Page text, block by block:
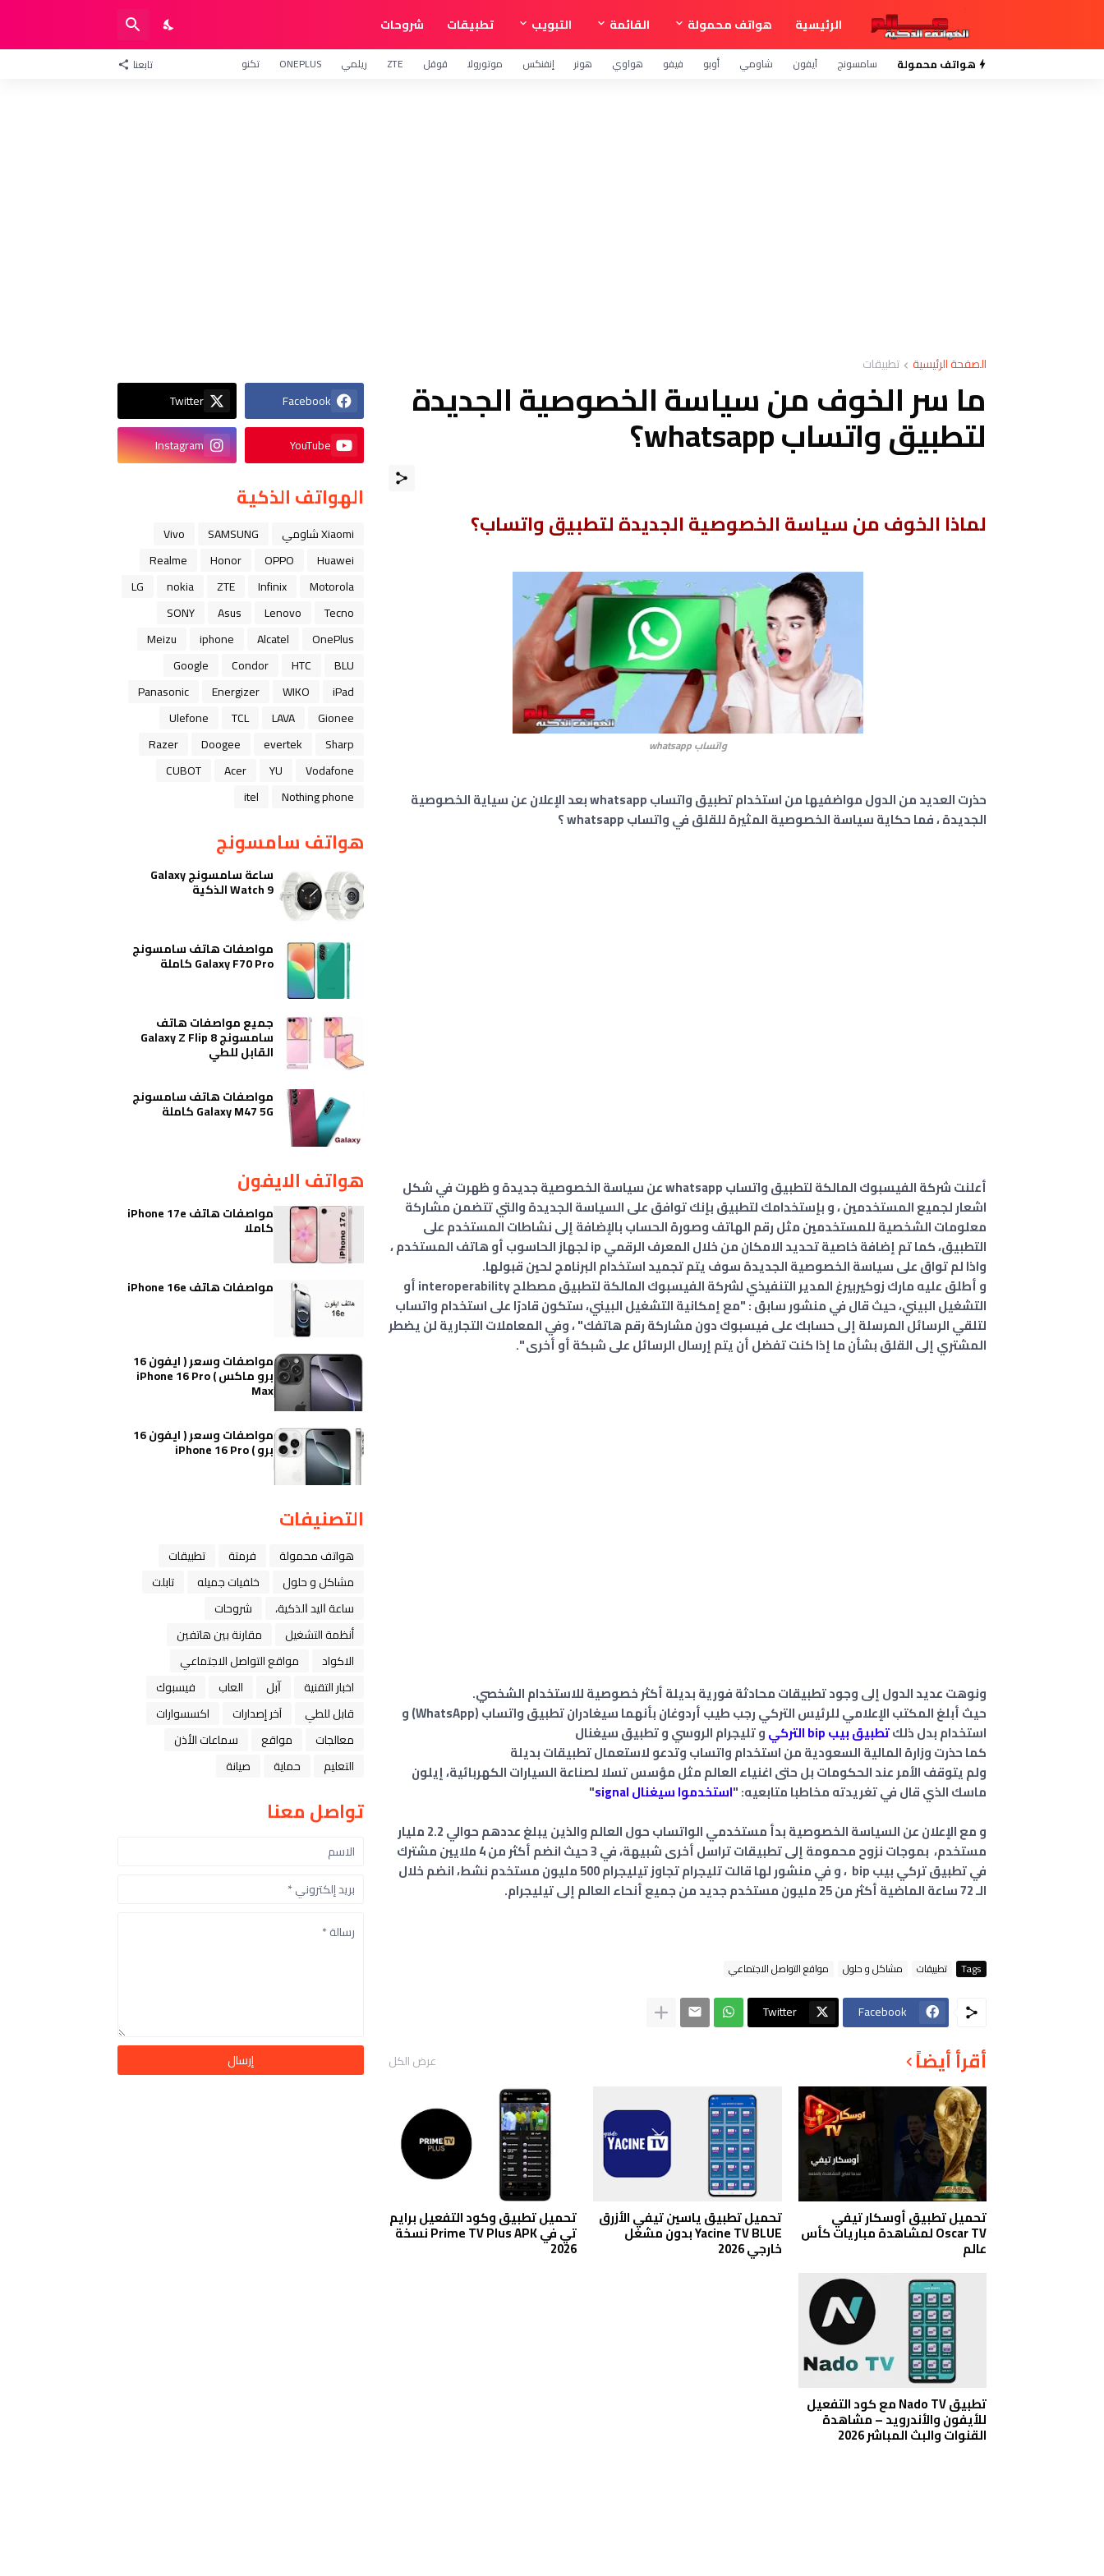
الرئيسية هواتف محمولة القائمة التبويب تطبيقات شروحات
هواتف محمولة سامسونج آيفون شاومي أوبو فيفو هواوي هونر إنفنكس موتورولا قوقل ZTE ريلمي ONEPLUS تكنو تابعنا
الصفحة الرئيسية تطبيقات
ما سر الخوف من سياسة الخصوصية الجديدة
لتطبيق واتساب whatsapp؟
لماذا الخوف من سياسة الخصوصية الجديدة لتطبيق واتساب؟
واتساب whatsapp
حذرت العديد من الدول مواضفيها من استخدام تطبيق واتساب whatsapp بعد الإعلان عن سياية الخصوصية
الجديدة ، فما حكاية سياسة الخصوصية المثيرة للقلق في واتساب whatsapp ؟
أعلنت شركة الفيسبوك المالكة لتطبيق واتساب whatsapp عن سياسة الخصوصية جديدة و ظهرت في شكل
اشعار لجميع المستخدمين ، و بإستخدامك لتطبيق بإنك توافق على السياسة الجديدة والتي تتضمن مشاركة
معلومات الشخصية للمستخدمين مثل رقم الهاتف وصورة الحساب بالإضافة إلى نشاطات المستخدم على
التطبيق، كما تم إضافة خاصية تحديد الامكان من خلال المعرف الرقمي ip لجهاز الحاسوب أو هاتف المستخدم ،
واذا لم تواق على سياسة الخصوصية الجديدة سوف يتم تجميد استخدام البرنامج لحين قبولها.
و أطلق عليه مارك زوكيربيرغ المدير التنفيذي لشركة الفيسبوك المالكة لتطبيق مصطلح interoperability أو
التشغيل البيني، حيث قال في منشور سابق : "مع إمكانية التشغيل البيني، ستكون قادرًا على استخدام واتساب
لتلقي الرسائل المرسلة إلى حسابك على فيسبوك دون مشاركة رقم هاتفك" ، وفي المعاملات التجارية لن يضطر
المشتري إلى القلق بشأن ما إذا كنت تفضل أن يتم إرسال الرسائل على شبكة أو أخرى ".
ونوهت عديد الدول إلى وجود تطبيقات محادثة فورية بديلة أكثر خصوصية للاستخدام الشخصي.
حيث أبلغ المكتب الإعلامي للرئيس التركي رجب طيب أردوغان بأنهما سيغادران تطبيق واتساب (WhatsApp) و
استخدام بدل ذلكتطبيق بيب bip التركي
و تليجرام الروسي و تطبيق سيغنال
كما حذرت وزارة المالية السعودية من استخدام واتساب وتدعو لاستعمال تطبيقات بديلة
ولم يتوقف الأمر عند الحكومات بل حتى اغنياء العالم مثل مؤسس تسلا لصناعة السيارات الكهربائية، إيلون
ماسك الذي قال في تغريدته مخاطبا متابعيه: "استخدموا سيغنال signal
"
و مع الإعلان عن السياسة الخصوصية بدأ مستخدمي الواتساب حول العالم والذين يبلغ عددهم حوالي 2.2 مليار
مستخدم، بموجات نزوح محمومة إلى تطبيقات تراسل أخرى شبيهة، في 3 حيث انضم أكثر من 4 ملايين مشترك
في تطبيق تركي بيب bip ، و في منشور لها قالت تليجرام تجاوز تيليجرام 500 مليون مستخدم نشط، انضم خلال
الـ 72 ساعة الماضية أكثر من 25 مليون مستخدم جديد من جميع أنحاء العالم إلى تيليجرام.
Tags تطبيقات مشاكل و حلول مواقع التواصل الاجتماعي
Facebook
Twitter
أقرأ أيضاً عرض الكل
تحميل تطبيق أوسكار تيفي
Oscar TV لمشاهدة مباريات كأس
عالم
تحميل تطبيق ياسين تيفي الأزرق
Yacine TV BLUE بدون مشغل
خارجي 2026
تحميل تطبيق وكود التفعيل برايم
تي في Prime TV Plus APK نسخة
2026
تطبيق Nado TV مع كود التفعيل
للأيفون والأندرويد – مشاهدة
القنوات والبث المباشر 2026
Facebook
Twitter
YouTube
Instagram
الهواتف الذكية
Xiaomi شاومي SAMSUNG
Vivo
Huawei
OPPO
Honor
Realme
Motorola
Infinix
ZTE
nokia
LG
Tecno
Lenovo
Asus
SONY
OnePlus
Alcatel
iphone
Meizu
BLU
HTC
Condor
Google
iPad
WIKO
Energizer
Panasonic
Gionee
LAVA
TCL
Ulefone
Sharp
evertek
Doogee
Razer
Vodafone
YU
Acer
CUBOT
Nothing phone
itel
هواتف سامسونج
ساعة سامسونج Galaxy
Watch 9 الذكية
مواصفات هاتف سامسونج
Galaxy F70 Pro كاملة
جميع مواصفات هاتف
سامسونج Galaxy Z Flip 8
القابل للطي
مواصفات هاتف سامسونج
Galaxy M47 5G كاملة
هواتف الايفون
مواصفات هاتف iPhone 17e
كاملا
مواصفات هاتف iPhone 16e
مواصفات وسعر ( ايفون 16
برو ماكس ) iPhone 16 Pro
Max
مواصفات وسعر ( ايفون 16
برو ) iPhone 16 Pro
التصنيفات
هواتف محمولة فرمتة
تطبيقات
مشاكل و حلول
خلفيات جميله
تابلت
ﺳﺎﻋﺔ ﺍﻟﻴﺪ ﺍﻟﺬﻛﻴﺔ،
شروحات
أنظمة التشغيل
مقارنة بين هاتفين
الاكواد
مواقع التواصل الاجتماعي
اخبار التقنية
ﺁﺑﻞ العاب
فيسبوك
قابل للطي
آخر إصدارات
اكسسوارات
معالجات
مواقع
سماعات الأذن
التعليم
حماية صيانة
تواصل معنا